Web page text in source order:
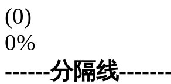
(0)
0%
------分隔线